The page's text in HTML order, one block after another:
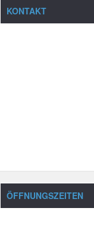
KONTAKT
ÖFFNUNGSZEITEN